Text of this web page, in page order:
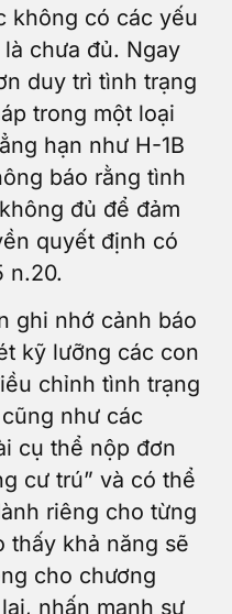
không có các yếu
chưa đủ. Ngay
duy trì tình trạng
trong một loại
hạn như H-1B
báo rằng tình
đủ để đảm
quyết định có
n.20.
ghi nhớ cảnh báo
kỹ lưỡng các con
chỉnh tình trạng
như các
cụ thể nộp đơn
cư trú” và có thể
riêng cho từng
thấy khả năng sẽ
cho chương
nhấn mạnh sự